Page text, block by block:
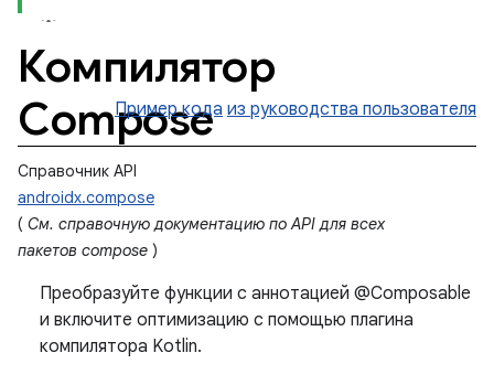
Компилятор
Compose
Пример кода из руководства пользователя
Справочник API
androidx.compose
( См. справочную документацию по API для всех
пакетов compose )
Преобразуйте функции с аннотацией @Composable
и включите оптимизацию с помощью плагина
компилятора Kotlin.